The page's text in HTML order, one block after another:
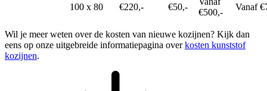
100 x 80 €220,- €50,-
€500,-
Vanaf
Wil je meer weten over de kosten van nieuwe kozijnen? Kijk dan
eens op onze uitgebreide informatiepagina overkosten kunststof
kozijnen.